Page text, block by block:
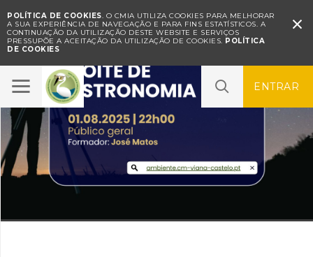
POLÍTICA DE COOKIES. O CMIA UTILIZA COOKIES PARA MELHORAR
A SUA EXPERIÊNCIA DE NAVEGAÇÃO E PARA FINS ESTATÍSTICOS. A
CONTINUAÇÃO DA UTILIZAÇÃO DESTE WEBSITE E SERVIÇOS
PRESSUPÕE A ACEITAÇÃO DA UTILIZAÇÃO DE COOKIES. POLÍTICA
DE COOKIES

ENTRAR